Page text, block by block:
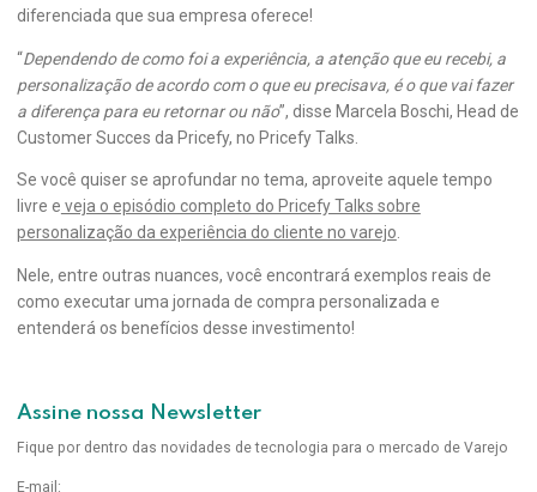
diferenciada que sua empresa oferece!
“Dependendo de como foi a experiência, a atenção que eu recebi, a
personalização de acordo com o que eu precisava, é o que vai fazer
a diferença para eu retornar ou não”, disse Marcela Boschi, Head de
Customer Succes da Pricefy, no Pricefy Talks.
Se você quiser se aprofundar no tema, aproveite aquele tempo
livre e veja o episódio completo do Pricefy Talks sobre
personalização da experiência do cliente no varejo.
Nele, entre outras nuances, você encontrará exemplos reais de
como executar uma jornada de compra personalizada e
entenderá os benefícios desse investimento!
Assine nossa Newsletter
Fique por dentro das novidades de tecnologia para o mercado de Varejo
E-mail: